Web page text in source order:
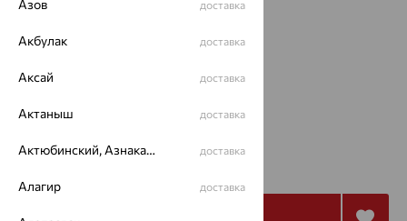
12 941
Азов доставка
Акбулак доставка
Аксай доставка
Актаныш доставка
Актюбинский, Азнакаевский район доставка
Алагир доставка